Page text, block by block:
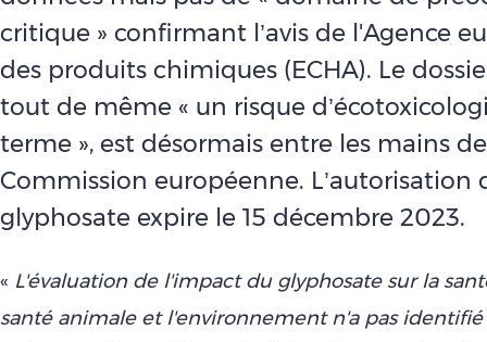
critique » confirmant l’avis de l'Agence
des produits chimiques (ECHA). Le
tout de même « un risque
terme », est désormais entre les mains
Commission européenne. L’autorisation
glyphosate expire le 15 décembre 2023.
« L'évaluation de l'impact du glyphosate sur la
santé animale et l'environnement n'a pas